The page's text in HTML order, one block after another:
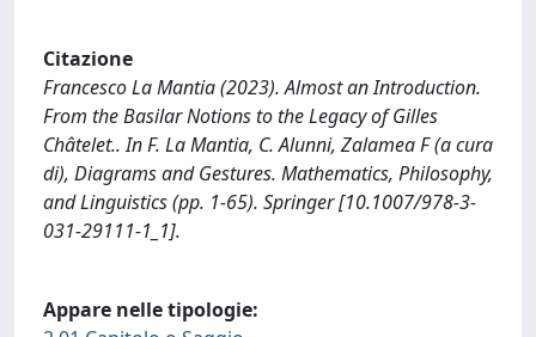
Citazione
Francesco La Mantia (2023). Almost an Introduction.
From the Basilar Notions to the Legacy of Gilles
Châtelet.. In F. La Mantia, C. Alunni, Zalamea F (a cura
di), Diagrams and Gestures. Mathematics, Philosophy,
and Linguistics (pp. 1-65). Springer [10.1007/978-3-
031-29111-1_1].
Appare nelle tipologie: